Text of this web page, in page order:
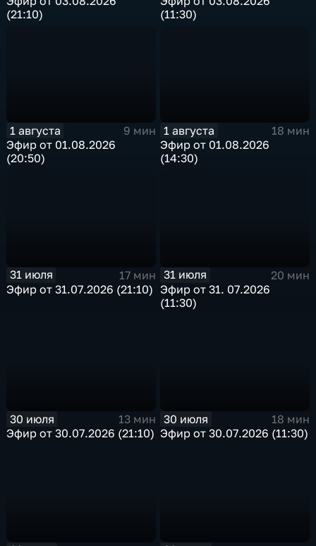
(21:10)
(11:30)
1 августа
9 мин
Эфир от 01.08.2026
(20:50)
1 августа
18 мин
Эфир от 01.08.2026
(14:30)
31 июля
17 мин
Эфир от 31.07.2026 (21:10)
31 июля
20 мин
Эфир от 31. 07.2026
(11:30)
30 июля
13 мин
Эфир от 30.07.2026 (21:10)
30 июля
18 мин
Эфир от 30.07.2026 (11:30)